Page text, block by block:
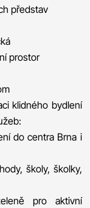
představ
prostor
klidného bydlení
do centra Brna i
školy, školky,
pro aktivní